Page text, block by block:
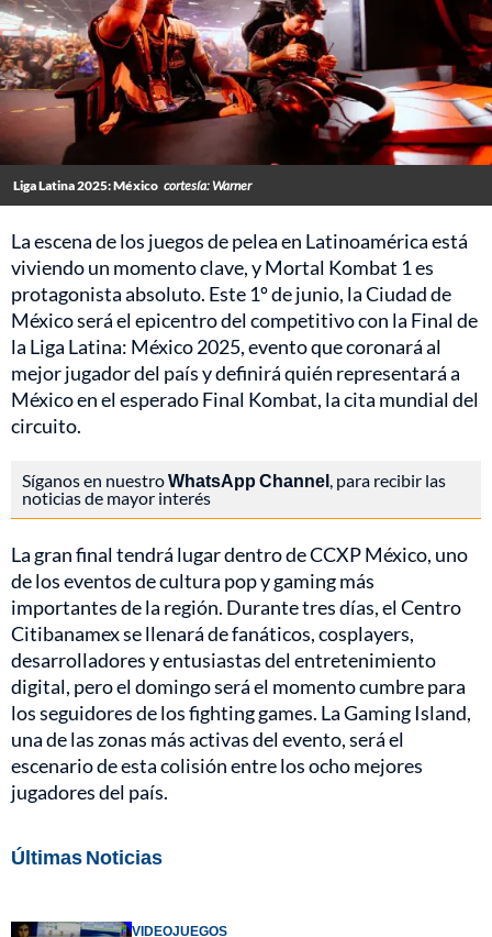
Liga Latina 2025: México cortesía: Warner
La escena de los juegos de pelea en Latinoamérica está
viviendo un momento clave, y Mortal Kombat 1 es
protagonista absoluto. Este 1º de junio, la Ciudad de
México será el epicentro del competitivo con la Final de
la Liga Latina: México 2025, evento que coronará al
mejor jugador del país y definirá quién representará a
México en el esperado Final Kombat, la cita mundial del
circuito.
Síganos en nuestroWhatsApp Channel, para recibir las
noticias de mayor interés
La gran final tendrá lugar dentro de CCXP México, uno
de los eventos de cultura pop y gaming más
importantes de la región. Durante tres días, el Centro
Citibanamex se llenará de fanáticos, cosplayers,
desarrolladores y entusiastas del entretenimiento
digital, pero el domingo será el momento cumbre para
los seguidores de los fighting games. La Gaming Island,
una de las zonas más activas del evento, será el
escenario de esta colisión entre los ocho mejores
jugadores del país.
Últimas Noticias
VIDEOJUEGOS